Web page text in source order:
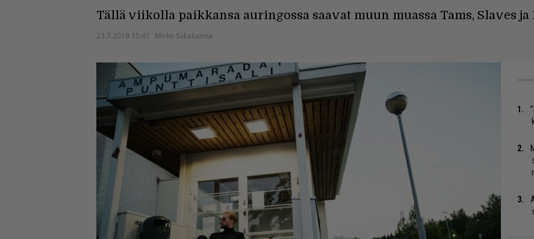
Tällä viikolla paikkansa auringossa saavat muun muassa Tams, Slaves
23.7.2019 15:41 Mirko Siikaluoma